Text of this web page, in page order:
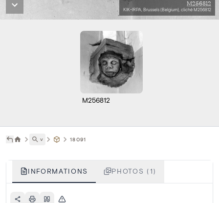
M256812
KIK-IRPA, Brussels (Belgium), cliché M256812
M256812
˅ 18091
INFORMATIONS PHOTOS (1)